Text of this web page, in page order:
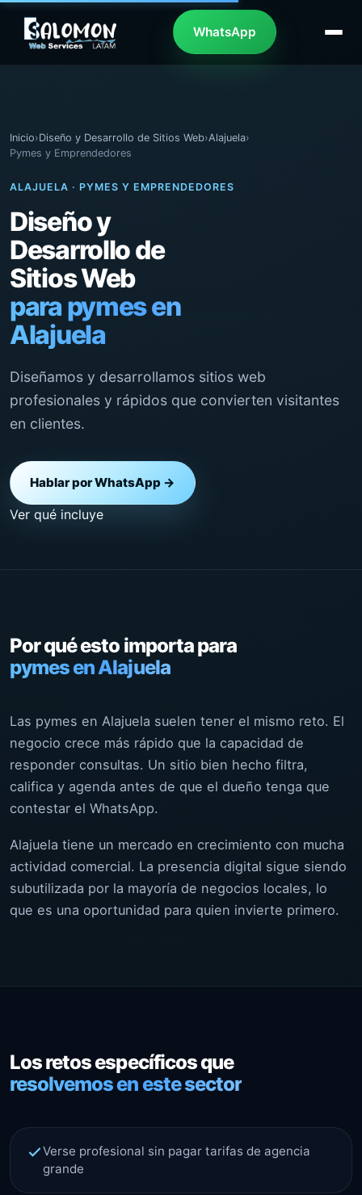
WhatsApp
Inicio›Diseño y Desarrollo de Sitios Web›Alajuela›
Pymes y Emprendedores
ALAJUELA · PYMES Y EMPRENDEDORES
Diseño y
Desarrollo de
Sitios Web
para pymes en
Alajuela
Diseñamos y desarrollamos sitios web
profesionales y rápidos que convierten visitantes
en clientes.
Hablar por WhatsApp →
Ver qué incluye
Por qué esto importa para
pymes en Alajuela
Las pymes en Alajuela suelen tener el mismo reto. El
negocio crece más rápido que la capacidad de
responder consultas. Un sitio bien hecho filtra,
califica y agenda antes de que el dueño tenga que
contestar el WhatsApp.
Alajuela tiene un mercado en crecimiento con mucha
actividad comercial. La presencia digital sigue siendo
subutilizada por la mayoría de negocios locales, lo
que es una oportunidad para quien invierte primero.
Los retos específicos que
resolvemos en este sector
Verse profesional sin pagar tarifas de agencia
grande